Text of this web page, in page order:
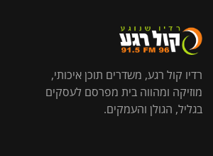
רדיו קול רגע, משדרים תוכן איכותי,
מוזיקה ומהווה בית מפרסם לעסקים
בגליל, הגולן והעמקים.